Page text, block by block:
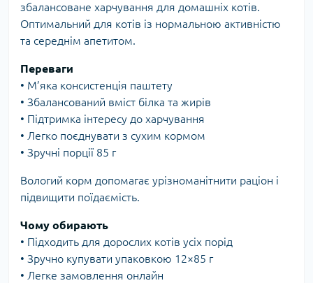
збалансоване харчування для домашніх котів.
Оптимальний для котів із нормальною активністю
та середнім апетитом.
Переваги
• М’яка консистенція паштету
• Збалансований вміст білка та жирів
• Підтримка інтересу до харчування
• Легко поєднувати з сухим кормом
• Зручні порції 85 г
Вологий корм допомагає урізноманітнити раціон і
підвищити поїдаємість.
Чому обирають
• Підходить для дорослих котів усіх порід
• Зручно купувати упаковкою 12×85 г
• Легке замовлення онлайн